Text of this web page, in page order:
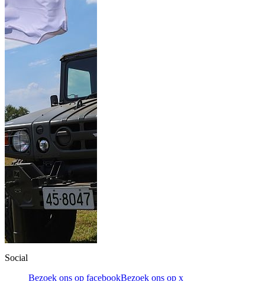
Social
Bezoek ons op facebookBezoek ons op x